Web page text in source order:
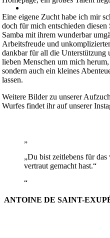
Eine eigene Zucht habe ich mir
doch für mich entschieden
Samba mit ihrem wunderbar
Arbeitsfreude und
dankbar für all die Unterstützung
lieben Menschen um mich
sondern auch ein kleines
lassen.
Weitere Bilder zu unserer
Wurfes findet ihr auf unserer
„Du bist zeitlebens für
vertraut gemacht hast.“
ANTOINE DE SAINT-